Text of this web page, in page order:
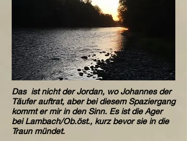
Das ist nicht der Jordan, wo Johannes der
Täufer auftrat, aber bei diesem Spaziergang
kommt er mir in den Sinn. Es ist die Ager
bei Lambach/Ob.öst., kurz bevor sie in die
Traun mündet.